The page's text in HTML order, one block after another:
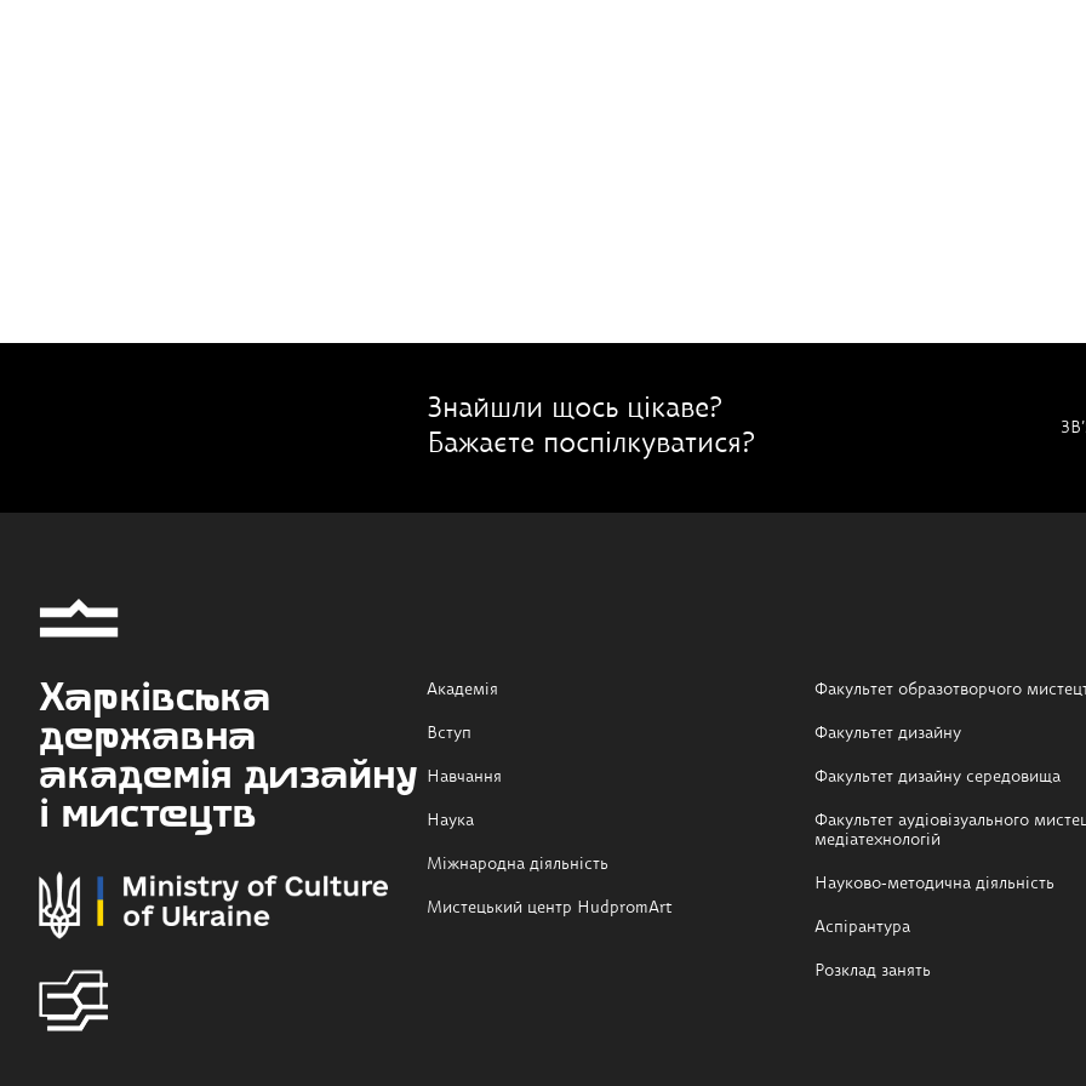
Знайшли щось цікаве?
Бажаєте поспілкуватися?
Харківська
державна
академія дизайну
і мистецтв
Академія
Вступ
Навчання
Наука
Міжнародна діяльність
Мистецький центр HudpromArt
Факультет образотворчого
Факультет дизайну
Факультет дизайну середовища
Факультет аудіовізуального
медіатехнологій
Науково-методична діяльність
Аспірантура
Розклад занять